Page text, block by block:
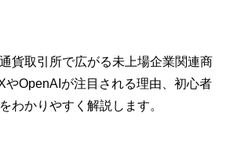
貨取引所で広がる未上場企業関連商
やOpenAIが注目される理由、初心者
わかりやすく解説します。